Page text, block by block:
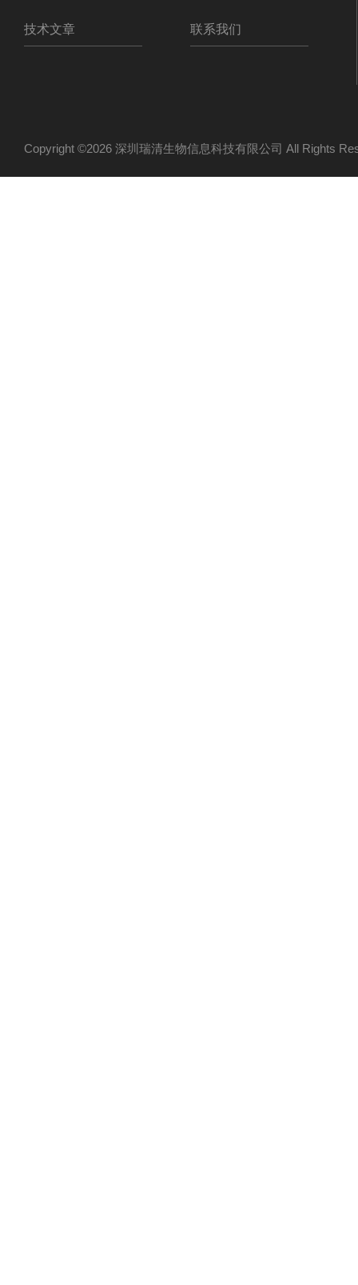
技术文章 联系我们
Copyright ©2026 深圳瑞清生物信息科技有限公司 All Rights